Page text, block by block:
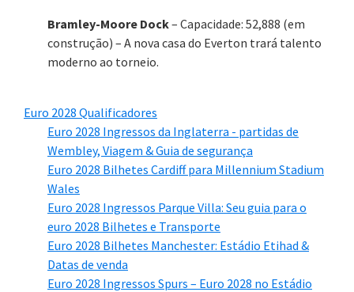
Bramley-Moore Dock– Capacidade: 52,888 (em
construção) – A nova casa do Everton trará talento
moderno ao torneio.
Euro 2028 Qualificadores
Euro 2028 Ingressos da Inglaterra - partidas de
Wembley, Viagem & Guia de segurança
Euro 2028 Bilhetes Cardiff para Millennium Stadium
Wales
Euro 2028 Ingressos Parque Villa: Seu guia para o
euro 2028 Bilhetes e Transporte
Euro 2028 Bilhetes Manchester: Estádio Etihad &
Datas de venda
Euro 2028 Ingressos Spurs – Euro 2028 no Estádio